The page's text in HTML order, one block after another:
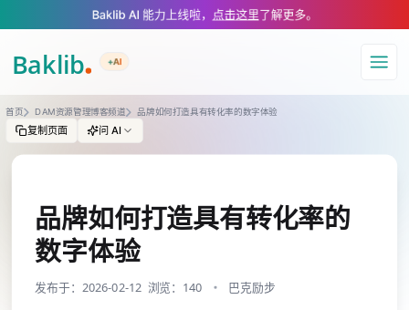
A Markdown version of this page is available at https://
Baklib AI 能力上线啦， 点击这里了解更多。
+AI
导航
首页 DAM资源管理博客频道 品牌如何打造具有转化率的数字体验
复制页面 问 AI
品牌如何打造具有转化率的
数字体验
发布于：2026-02-12 浏览：140 巴克励步